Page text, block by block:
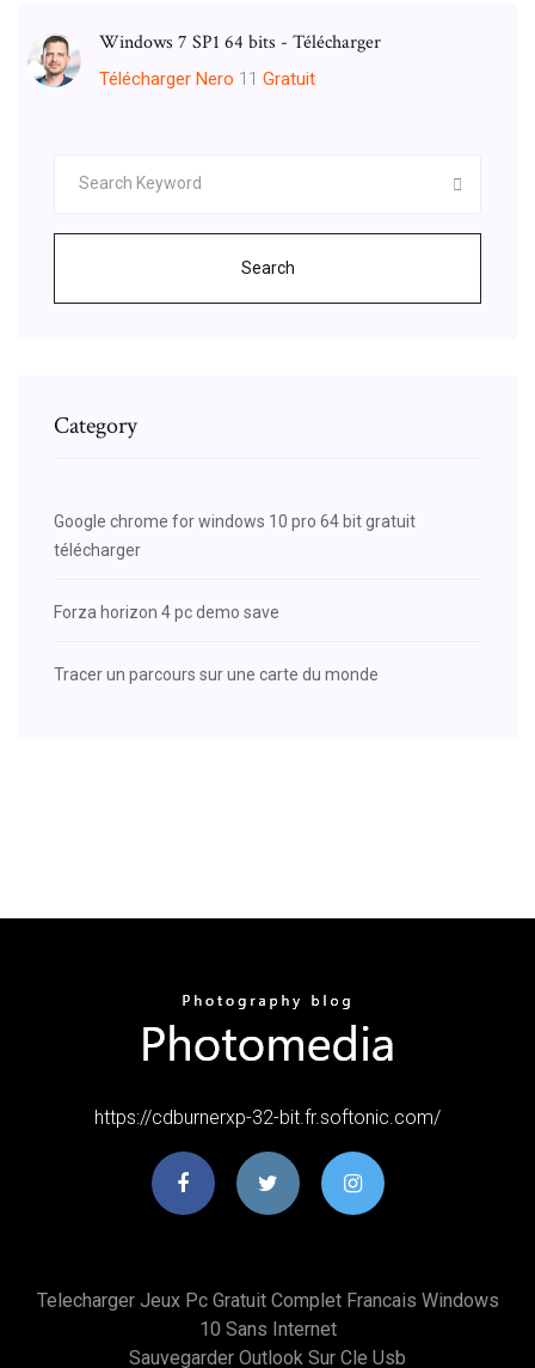
Windows 7 SP1 64 bits - Télécharger
Télécharger Nero 11 Gratuit
Search
Category
Google chrome for windows 10 pro 64 bit gratuit
télécharger
Forza horizon 4 pc demo save
Tracer un parcours sur une carte du monde
https://cdburnerxp-32-bit.fr.softonic.com/
Telecharger Jeux Pc Gratuit Complet Francais Windows
10 Sans Internet
Sauvegarder Outlook Sur Cle Usb